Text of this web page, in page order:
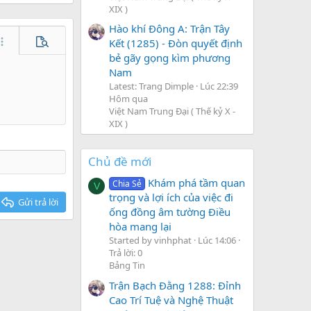
tùy chọn…
Xem trước
Gửi trả lời
XIX )
Hào khí Đông A: Trận Tây
Kết (1285) - Đòn quyết định
bẻ gãy gọng kìm phương
Nam
Latest: Trang Dimple Lúc 22:39
Hôm qua
Việt Nam Trung Đại ( Thế kỷ X -
XIX )
Chủ đề mới
V Chia Sẻ Khám phá tầm quan
trọng và lợi ích của việc đi
ống đồng âm tường Điều
hòa mang lại
Started by vinhphat Lúc 14:06
Trả lời: 0
Bảng Tin
Trận Bạch Đằng 1288: Đỉnh
Cao Trí Tuệ và Nghệ Thuật